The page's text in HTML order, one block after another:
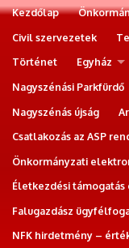
Kezdőlap
Civil szervezetek
Történet
Egyház
Nagyszénási Parkfürdő
Nagyszénás újság
Csatlakozás az ASP
Önkormányzati
Életkezdési támogatás
Falugazdász
NFK hirdetmény –